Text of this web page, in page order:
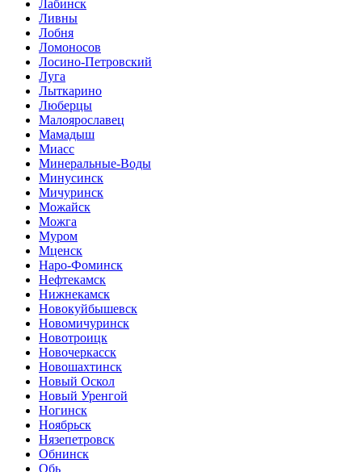
Лабинск
Ливны
Лобня
Ломоносов
Лосино-Петровский
Луга
Лыткарино
Люберцы
Малоярославец
Мамадыш
Миасс
Минеральные-Воды
Минусинск
Мичуринск
Можайск
Можга
Муром
Мценск
Наро-Фоминск
Нефтекамск
Нижнекамск
Новокуйбышевск
Новомичуринск
Новотроицк
Новочеркасск
Новошахтинск
Новый Оскол
Новый Уренгой
Ногинск
Ноябрьск
Нязепетровск
Обнинск
Обь